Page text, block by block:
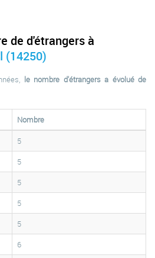
de d'étrangers à
(14250)
le nombre d'étrangers a évolué de
Nombre
5
5
5
5
5
6